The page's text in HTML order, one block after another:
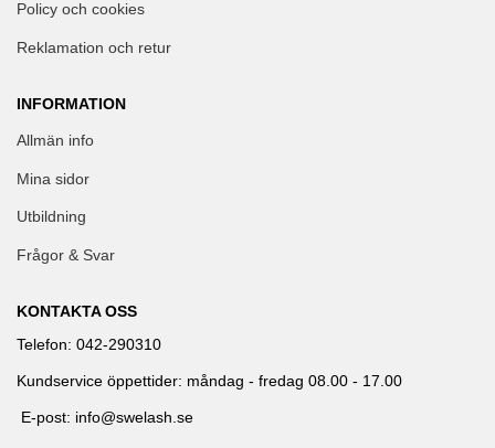
Policy och cookies
Reklamation och retur
INFORMATION
Allmän info
Mina sidor
Utbildning
Frågor & Svar
KONTAKTA OSS
Telefon: 042-290310
Kundservice öppettider: måndag - fredag 08.00 - 17.00
E-post: info@swelash.se